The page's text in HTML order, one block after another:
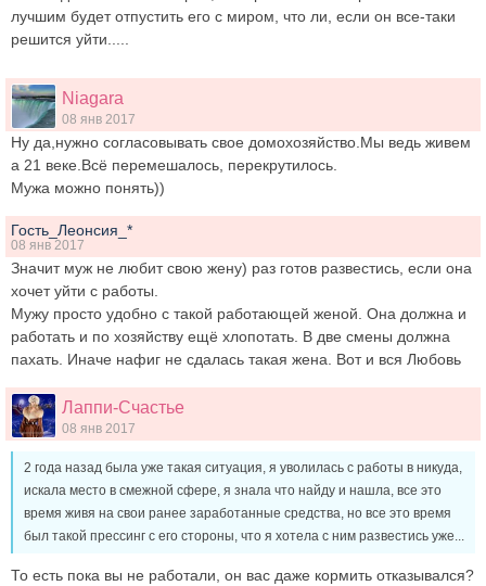
лучшим будет отпустить его с миром, что ли, если он все-таки
решится уйти.....
Niagara
08 янв 2017
Ну да,нужно согласовывать свое домохозяйство.Мы ведь живем
а 21 веке.Всё перемешалось, перекрутилось.
Мужа можно понять))
Гость_Леонсия_*
08 янв 2017
Значит муж не любит свою жену) раз готов развестись, если она
хочет уйти с работы.
Мужу просто удобно с такой работающей женой. Она должна и
работать и по хозяйству ещё хлопотать. В две смены должна
пахать. Иначе нафиг не сдалась такая жена. Вот и вся Любовь
Лаппи-Счастье
08 янв 2017
2 года назад была уже такая ситуация, я уволилась с работы в никуда,
искала место в смежной сфере, я знала что найду и нашла, все это
время живя на свои ранее заработанные средства, но все это время
был такой прессинг с его стороны, что я хотела с ним развестись уже...
То есть пока вы не работали, он вас даже кормить отказывался?